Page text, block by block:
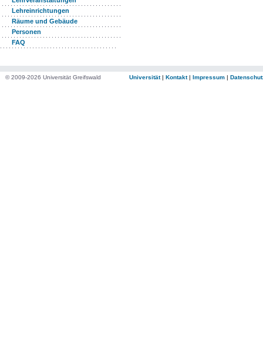
Lehreinrichtungen
Räume und Gebäude
Personen
FAQ
© 2009-2026 Universität Greifswald Universität| Kontakt| Impressum |